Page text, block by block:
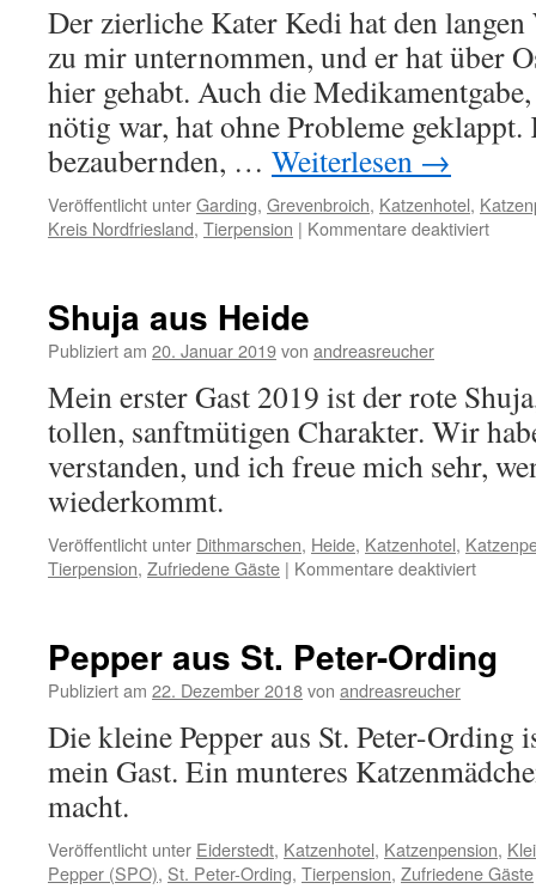
Der zierliche Kater Kedi hat den
zu mir unternommen, und er hat über
hier gehabt. Auch die
nötig war, hat ohne Probleme geklappt.
bezaubernden, … Weiterlesen →
Veröffentlicht unterGarding, Grevenbroich, Katzenhotel,
Kreis Nordfriesland, Tierpension | Kommentare deaktiviertfür
Shuja aus Heide
Publiziert am 20. Januar 2019von andreasreucher
Mein erster Gast 2019 ist der rote
tollen, sanftmütigen Charakter. Wir
verstanden, und ich freue mich sehr,
wiederkommt.
Veröffentlicht unter Dithmarschen, Heide, Katzenhotel,
Tierpension, Zufriedene Gäste | Kommentare deaktiviertfür
Pepper aus St. Peter-Ording
Publiziert am 22. Dezember 2018von andreasreucher
Die kleine Pepper aus St. Peter-Ording
mein Gast. Ein munteres
macht.
Veröffentlicht unter Eiderstedt, Katzenhotel, Katzenpension,
Pepper (SPO), St. Peter-Ording, Tierpension, Zufriedene Gäste